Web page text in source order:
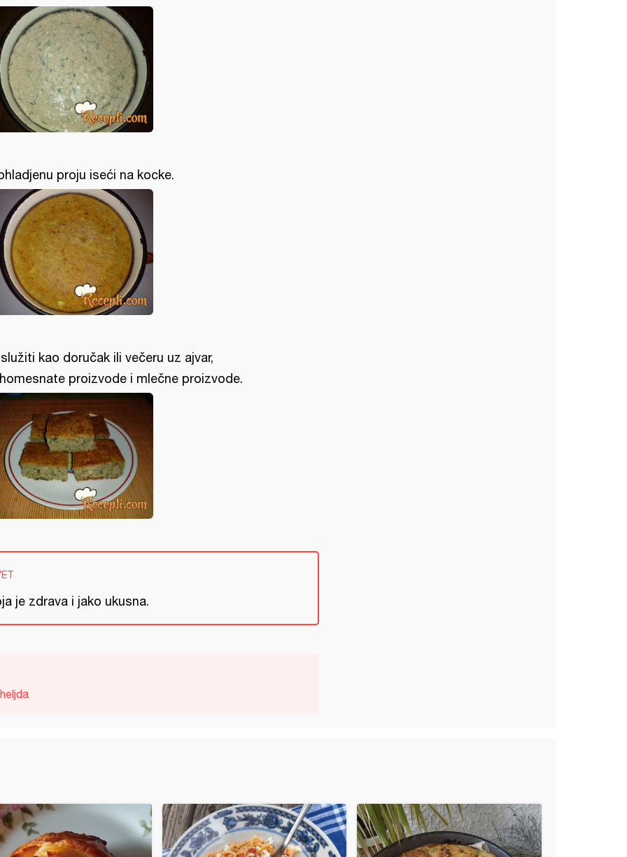
proju iseći na kocke.
kao doručak ili večeru uz ajvar,
proizvode i mlečne proizvode.
je zdrava i jako ukusna.
heljda